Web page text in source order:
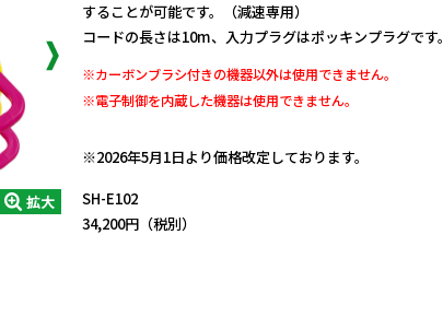
拡大
することが可能です。（減速専用）
コードの長さは10m、入力プラグはポッキンプラグです。
※カーボンブラシ付きの機器以外は使用できません。
※電子制御を内蔵した機器は使用できません。
※2026年5月1日より価格改定しております。
SH-E102
34,200円（税別）